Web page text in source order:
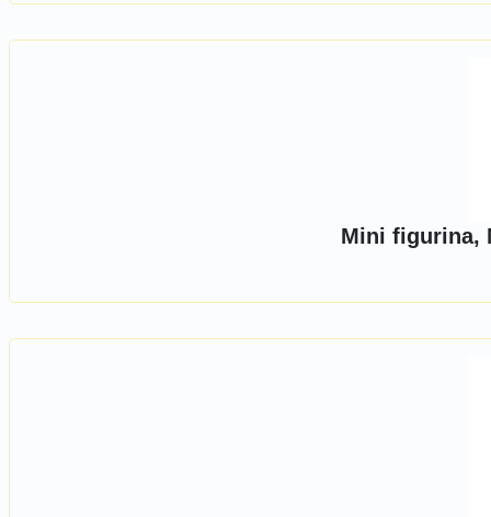
Mini figurina,